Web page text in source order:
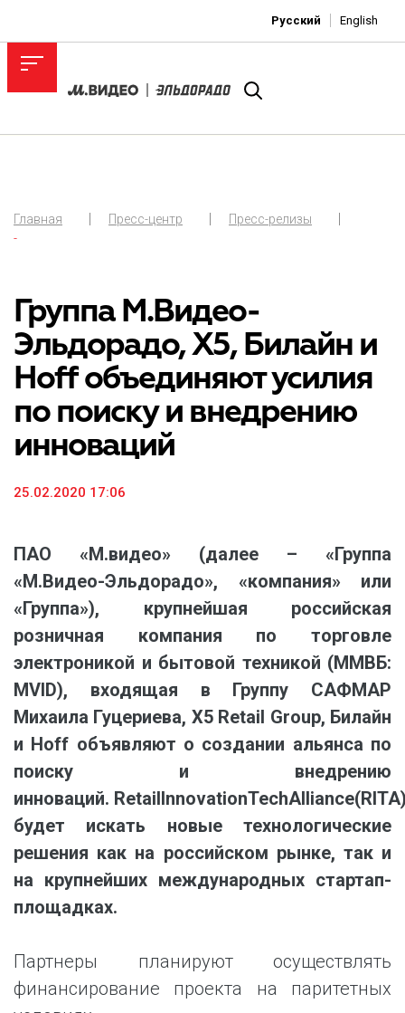
Русский English
Главная Пресс-центр
Пресс-релизы
-
Группа М.Видео-
Эльдорадо, Х5, Билайн и
Hoff объединяют усилия
по поиску и внедрению
инноваций
25.02.2020 17:06
ПАО «М.видео» (далее – «Группа
«М.Видео-Эльдорадо», «компания» или
«Группа»), крупнейшая российская
розничная компания по торговле
электроникой и бытовой техникой (ММВБ:
MVID), входящая в Группу САФМАР
Михаила Гуцериева, X5 Retail Group, Билайн
и Hoff объявляют о создании альянса по
поиску и внедрению
инноваций. RetailInnovationTechAlliance(RITA
будет искать новые технологические
решения как на российском рынке, так и
на крупнейших международных стартап-
площадках.
Партнеры планируют осуществлять
финансирование проекта на паритетных